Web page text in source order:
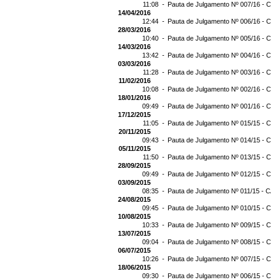
11:08 - Pauta de Julgamento Nº 007/16 -
14/04/2016
12:44 - Pauta de Julgamento Nº 006/16 -
28/03/2016
10:40 - Pauta de Julgamento Nº 005/16 -
14/03/2016
13:42 - Pauta de Julgamento Nº 004/16 -
03/03/2016
11:28 - Pauta de Julgamento Nº 003/16 -
11/02/2016
10:08 - Pauta de Julgamento Nº 002/16 -
18/01/2016
09:49 - Pauta de Julgamento Nº 001/16 -
17/12/2015
11:05 - Pauta de Julgamento Nº 015/15 -
20/11/2015
09:43 - Pauta de Julgamento Nº 014/15 -
05/11/2015
11:50 - Pauta de Julgamento Nº 013/15 -
28/09/2015
09:49 - Pauta de Julgamento Nº 012/15 -
03/09/2015
08:35 - Pauta de Julgamento Nº 011/15 -
24/08/2015
09:45 - Pauta de Julgamento Nº 010/15 -
10/08/2015
10:33 - Pauta de Julgamento Nº 009/15 -
13/07/2015
09:04 - Pauta de Julgamento Nº 008/15 -
06/07/2015
10:26 - Pauta de Julgamento Nº 007/15 -
18/06/2015
09:30 - Pauta de Julgamento Nº 006/15 -